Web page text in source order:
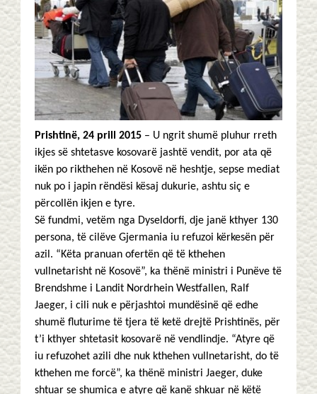
Prishtinë, 24 prill 2015 – U ngrit shumë pluhur rreth
ikjes së shtetasve kosovarë jashtë vendit, por ata që
ikën po rikthehen në Kosovë në heshtje, sepse mediat
nuk po i japin rëndësi kësaj dukurie, ashtu siç e
përcollën ikjen e tyre.
Së fundmi, vetëm nga Dyseldorfi, dje janë kthyer 130
persona, të cilëve Gjermania iu refuzoi kërkesën për
azil. “Këta pranuan ofertën që të kthehen
vullnetarisht në Kosovë”, ka thënë ministri i Punëve të
Brendshme i Landit Nordrhein Westfallen, Ralf
Jaeger, i cili nuk e përjashtoi mundësinë që edhe
shumë fluturime të tjera të ketë drejtë Prishtinës, për
t’i kthyer shtetasit kosovarë në vendlindje. “Atyre që
iu refuzohet azili dhe nuk kthehen vullnetarisht, do të
kthehen me forcë”, ka thënë ministri Jaeger, duke
shtuar se shumica e atyre që kanë shkuar në këtë